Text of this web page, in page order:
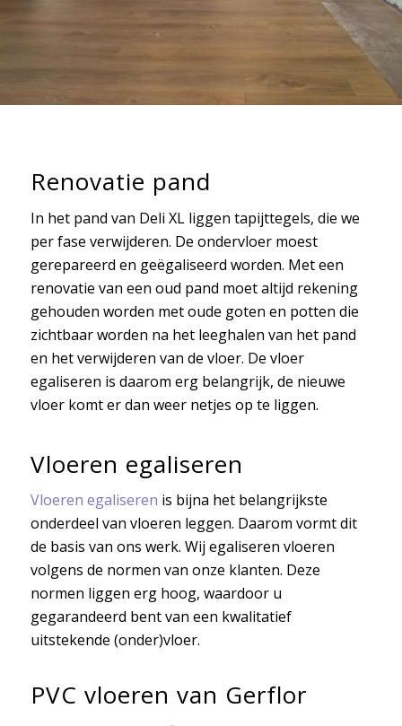
Renovatie pand
In het pand van Deli XL liggen tapijttegels, die we
per fase verwijderen. De ondervloer moest
gerepareerd en geëgaliseerd worden. Met een
renovatie van een oud pand moet altijd rekening
gehouden worden met oude goten en potten die
zichtbaar worden na het leeghalen van het pand
en het verwijderen van de vloer. De vloer
egaliseren is daarom erg belangrijk, de nieuwe
vloer komt er dan weer netjes op te liggen.
Vloeren egaliseren
Vloeren egaliseren is bijna het belangrijkste
onderdeel van vloeren leggen. Daarom vormt dit
de basis van ons werk. Wij egaliseren vloeren
volgens de normen van onze klanten. Deze
normen liggen erg hoog, waardoor u
gegarandeerd bent van een kwalitatief
uitstekende (onder)vloer.
PVC vloeren van Gerflor